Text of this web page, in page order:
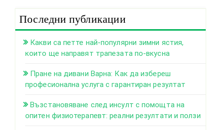
Последни публикации
Какви са петте най-популярни зимни ястия,
които ще направят трапезата по-вкусна
Пране на дивани Варна: Как да избереш
професионална услуга с гарантиран резултат
Възстановяване след инсулт с помощта на
опитен физиотерапевт: реални резултати и ползи